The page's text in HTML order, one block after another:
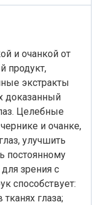
и очанкой от
продукт,
экстракты
доказанный
Целебные
и очанке,
улучшить
постоянному
зрения с
способствует:
глаза;